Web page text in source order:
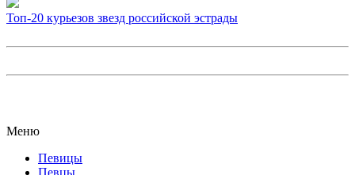
Топ-20 курьезов звезд российской эстрады
Меню
Певицы
Певцы